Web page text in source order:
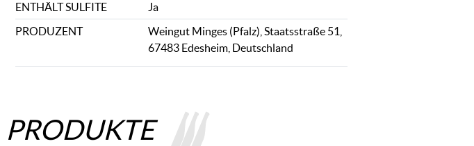
ENTHÄLT SULFITE
Ja
PRODUZENT
Weingut Minges (Pfalz), Staatsstraße 51,
67483 Edesheim, Deutschland
PRODUKTE